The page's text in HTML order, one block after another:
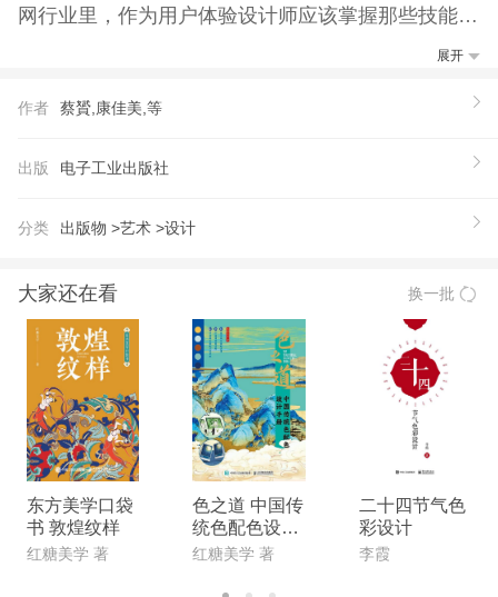
网行业里，作为用户体验设计师应该掌握那些技能。
给读者在当前互联网行业里，用户体验设计师需要解
【作者】
学院硕士 曾任百度MUX 交互设计师 现任阿里巴巴体
术学院工业设计系 曾实习于LG 电子中国设计中心、
Amazon中国Kindle 部 现任百度资深交互设计师 王
子娟 本科毕业于华南理工大学，信息显示专业 曾任
职于ETU design 曾任百度MUX 交互设计师 现任腾
讯高级交互设计师
展开
作者 蔡贇,康佳美,等
出版 电子工业出版社
分类 出版物 >艺术 >设计
大家还在看 换一批
东方美学口袋
书 敦煌纹样
红糖美学 著
色之道 中国传
统色配色设计
手册
红糖美学 著
二十四节气色
彩设计
李霞